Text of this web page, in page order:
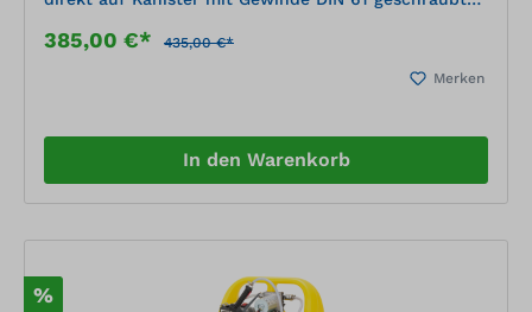
230 VSprühlanze mit
ml/minkonstanter Sprühdruck für gleichmäßiges,
nebelarmes Sprühergebnisregulierbare
Durchflussmengespart Zeit, Geld, schont die Umwelt
385,00 €* 435,00 €*
Merken
In den Warenkorb
%